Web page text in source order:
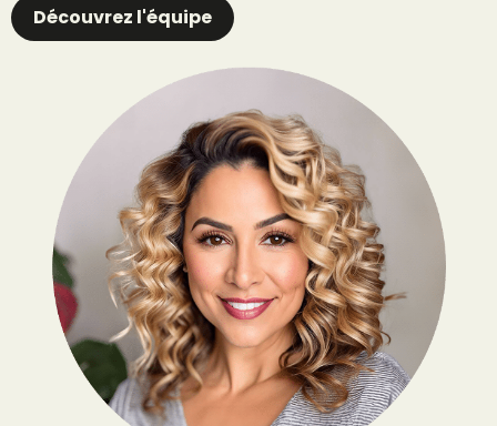
Découvrez l'équipe